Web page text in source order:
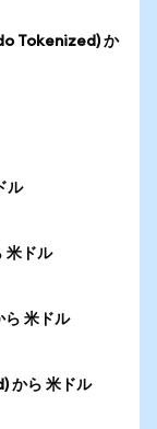
Tokenized) か
ル
米ドル
米ドル
から 米ドル